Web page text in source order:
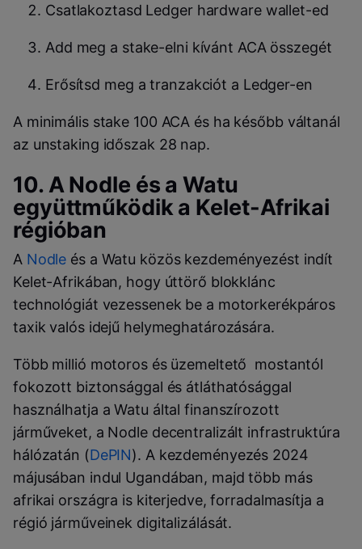
Csatlakoztasd Ledger hardware wallet-ed
Add meg a stake-elni kívánt ACA összegét
Erősítsd meg a tranzakciót a Ledger-en
A minimális stake 100 ACA és ha később váltanál
az unstaking időszak 28 nap.
10. A Nodle és a Watu
együttműködik a Kelet-Afrikai
régióban
A Nodle és a Watu közös kezdeményezést indít
Kelet-Afrikában, hogy úttörő blokklánc
technológiát vezessenek be a motorkerékpáros
taxik valós idejű helymeghatározására.
Több millió motoros és üzemeltető mostantól
fokozott biztonsággal és átláthatósággal
használhatja a Watu által finanszírozott
járműveket, a Nodle decentralizált infrastruktúra
hálózatán (DePIN). A kezdeményezés 2024
májusában indul Ugandában, majd több más
afrikai országra is kiterjedve, forradalmasítja a
régió járműveinek digitalizálását.